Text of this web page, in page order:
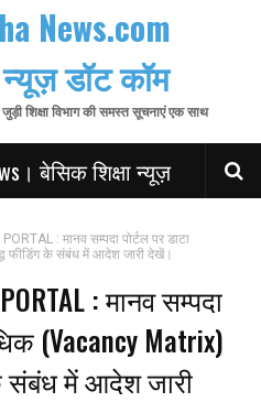
News.com
न्यूज़ डॉट कॉम
शिक्षा विभाग की समस्त सूचनाएं एक साथ
बेसिक शिक्षा न्यूज़
: मानव सम्पदा पोर्टल पर डाटा
फीडिंग के संबंध में आदेश जारी देखें।
: मानव सम्पदा
(Vacancy Matrix)
संबंध में आदेश जारी